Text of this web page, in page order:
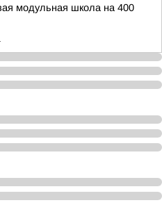
модульная школа на 400